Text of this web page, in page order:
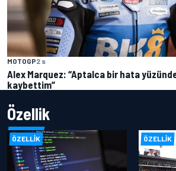
MOTOGP2 s
Alex Marquez: “Aptalca bir hata
kaybettim”
Özellik
ÖZELLIK ÖZELLIK